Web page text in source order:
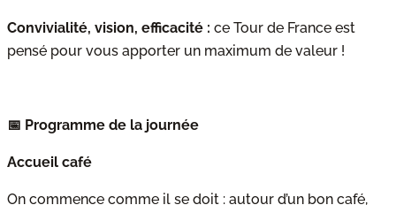
Convivialité, vision, efficacité : ce Tour de France est
pensé pour vous apporter un maximum de valeur !
📅 Programme de la journée
Accueil café
On commence comme il se doit : autour d’un bon café,